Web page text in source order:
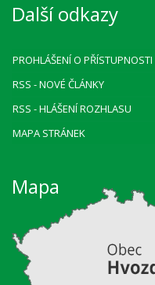
Další odkazy
PROHLÁŠENÍ O PŘÍSTUPNOSTI
RSS - NOVÉ ČLÁNKY
RSS - HLÁŠENÍ ROZHLASU
MAPA STRÁNEK
Mapa